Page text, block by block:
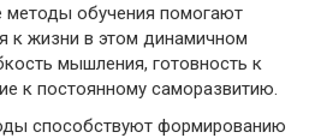
методы обучения помогают
к жизни в этом динамичном
мышления, готовность к
к постоянному саморазвитию.
способствуют формированию